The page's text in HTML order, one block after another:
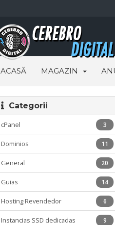
ACASĂ MAGAZIN
Categorii
3
cPanel
11
Dominios
20
General
14
Guias
6
Hosting Revendedor
9
Instancias SSD dedicadas